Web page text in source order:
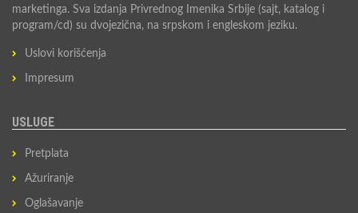
marketinga. Sva izdanja Privrednog Imenika Srbije (sajt, katalog i
program/cd) su dvojezična, na srpskom i engleskom jeziku.
Uslovi korišćenja
Impresum
USLUGE
Pretplata
Ažuriranje
Oglašavanje